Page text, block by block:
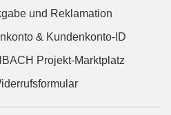
und Reklamation
& Kundenkonto-ID
Projekt-Marktplatz